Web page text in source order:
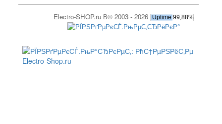
Electro-SHOP.ru В© 2003 - 2026